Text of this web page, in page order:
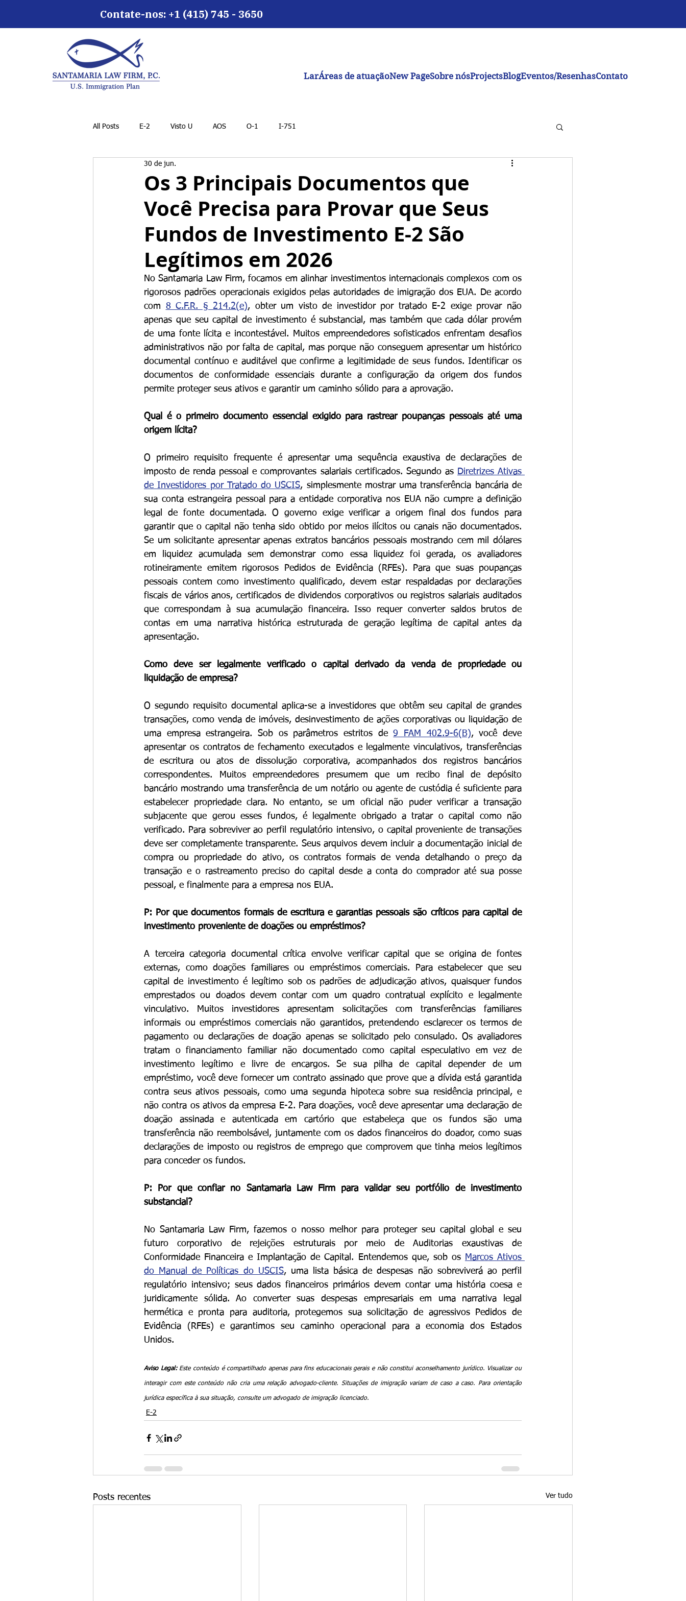
Contate-nos: +1 (415) 745 - 3650
LarÁreas de atuaçãoNew PageSobre nósProjectsBlogEventos/ResenhasContato
All Posts E-2 Visto U AOS O-1 I-751
Os 3 Principais Documentos que
Você Precisa para Provar que Seus
Fundos de Investimento E-2 São
Legítimos em 2026
30 de jun.
No Santamaria Law Firm, focamos em alinhar investimentos internacionais complexos com os
rigorosos padrões operacionais exigidos pelas autoridades de imigração dos EUA. De acordo
com 8 C.F.R. § 214.2(e), obter um visto de investidor por tratado E-2 exige provar não
apenas que seu capital de investimento é substancial, mas também que cada dólar provém
de uma fonte lícita e incontestável. Muitos empreendedores sofisticados enfrentam desafios
administrativos não por falta de capital, mas porque não conseguem apresentar um histórico
documental contínuo e auditável que confirme a legitimidade de seus fundos. Identificar os
documentos de conformidade essenciais durante a configuração da origem dos fundos
permite proteger seus ativos e garantir um caminho sólido para a aprovação.
Qual é o primeiro documento essencial exigido para rastrear poupanças pessoais até uma
origem lícita?
O primeiro requisito frequente é apresentar uma sequência exaustiva de declarações de
imposto de renda pessoal e comprovantes salariais certificados. Segundo as Diretrizes Ativas
de Investidores por Tratado do USCIS, simplesmente mostrar uma transferência bancária de
sua conta estrangeira pessoal para a entidade corporativa nos EUA não cumpre a definição
legal de fonte documentada. O governo exige verificar a origem final dos fundos para
garantir que o capital não tenha sido obtido por meios ilícitos ou canais não documentados.
Se um solicitante apresentar apenas extratos bancários pessoais mostrando cem mil dólares
em liquidez acumulada sem demonstrar como essa liquidez foi gerada, os avaliadores
rotineiramente emitem rigorosos Pedidos de Evidência (RFEs). Para que suas poupanças
pessoais contem como investimento qualificado, devem estar respaldadas por declarações
fiscais de vários anos, certificados de dividendos corporativos ou registros salariais auditados
que correspondam à sua acumulação financeira. Isso requer converter saldos brutos de
contas em uma narrativa histórica estruturada de geração legítima de capital antes da
apresentação.
Como deve ser legalmente verificado o capital derivado da venda de propriedade ou
liquidação de empresa?
O segundo requisito documental aplica-se a investidores que obtêm seu capital de grandes
transações, como venda de imóveis, desinvestimento de ações corporativas ou liquidação de
uma empresa estrangeira. Sob os parâmetros estritos de 9 FAM 402.9-6(B), você deve
apresentar os contratos de fechamento executados e legalmente vinculativos, transferências
de escritura ou atos de dissolução corporativa, acompanhados dos registros bancários
correspondentes. Muitos empreendedores presumem que um recibo final de depósito
bancário mostrando uma transferência de um notário ou agente de custódia é suficiente para
estabelecer propriedade clara. No entanto, se um oficial não puder verificar a transação
subjacente que gerou esses fundos, é legalmente obrigado a tratar o capital como não
verificado. Para sobreviver ao perfil regulatório intensivo, o capital proveniente de transações
deve ser completamente transparente. Seus arquivos devem incluir a documentação inicial de
compra ou propriedade do ativo, os contratos formais de venda detalhando o preço da
transação e o rastreamento preciso do capital desde a conta do comprador até sua posse
pessoal, e finalmente para a empresa nos EUA.
P: Por que documentos formais de escritura e garantias pessoais são críticos para capital de
investimento proveniente de doações ou empréstimos?
A terceira categoria documental crítica envolve verificar capital que se origina de fontes
externas, como doações familiares ou empréstimos comerciais. Para estabelecer que seu
capital de investimento é legítimo sob os padrões de adjudicação ativos, quaisquer fundos
emprestados ou doados devem contar com um quadro contratual explícito e legalmente
vinculativo. Muitos investidores apresentam solicitações com transferências familiares
informais ou empréstimos comerciais não garantidos, pretendendo esclarecer os termos de
pagamento ou declarações de doação apenas se solicitado pelo consulado. Os avaliadores
tratam o financiamento familiar não documentado como capital especulativo em vez de
investimento legítimo e livre de encargos. Se sua pilha de capital depender de um
empréstimo, você deve fornecer um contrato assinado que prove que a dívida está garantida
contra seus ativos pessoais, como uma segunda hipoteca sobre sua residência principal, e
não contra os ativos da empresa E-2. Para doações, você deve apresentar uma declaração de
doação assinada e autenticada em cartório que estabeleça que os fundos são uma
transferência não reembolsável, juntamente com os dados financeiros do doador, como suas
declarações de imposto ou registros de emprego que comprovem que tinha meios legítimos
para conceder os fundos.
P: Por que confiar no Santamaria Law Firm para validar seu portfólio de investimento
substancial?
No Santamaria Law Firm, fazemos o nosso melhor para proteger seu capital global e seu
futuro corporativo de rejeições estruturais por meio de Auditorias exaustivas de
Conformidade Financeira e Implantação de Capital. Entendemos que, sob os
Marcos Ativos
do Manual de Políticas do USCIS, uma lista básica de despesas não sobreviverá ao perfil
regulatório intensivo; seus dados financeiros primários devem contar uma história coesa e
juridicamente sólida. Ao converter suas despesas empresariais em uma narrativa legal
hermética e pronta para auditoria, protegemos sua solicitação de agressivos Pedidos de
Evidência (RFEs) e garantimos seu caminho operacional para a economia dos Estados
Unidos.
Aviso Legal: Este conteúdo é compartilhado apenas para fins educacionais gerais e não constitui aconselhamento jurídico. Visualizar ou
interagir com este conteúdo não cria uma relação advogado-cliente. Situações de imigração variam de caso a caso. Para orientação
jurídica específica à sua situação, consulte um advogado de imigração licenciado.
E-2
Posts recentes Ver tudo